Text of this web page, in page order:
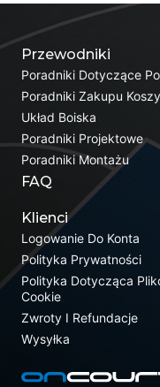
Przewodniki
Poradniki Dotyczące
Poradniki Zakupu Koszy
Układ Boiska
Poradniki Projektowe
Poradniki Montażu
FAQ
Klienci
Logowanie Do Konta
Polityka Prywatności
Polityka Dotycząca
Cookie
Zwroty I Refundacje
Wysyłka